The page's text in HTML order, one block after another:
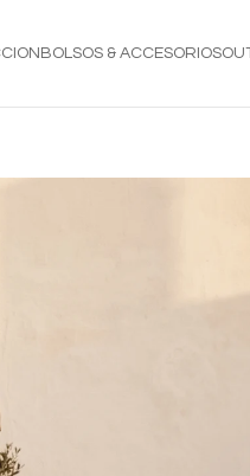
BOLSOS & ACCESORIOS